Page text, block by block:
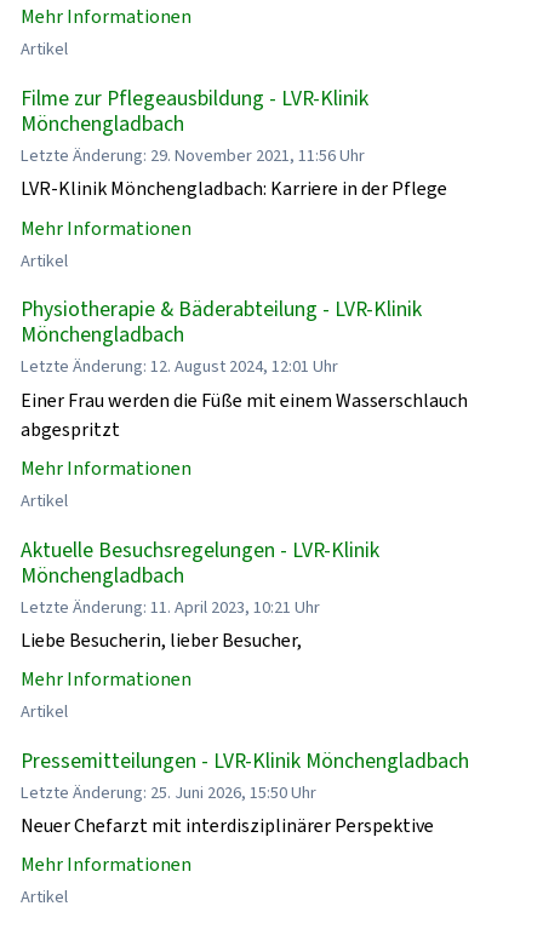
Mehr Informationen
Artikel
Filme zur Pflegeausbildung - LVR-Klinik
Mönchengladbach
Letzte Änderung: 29. November 2021, 11:56 Uhr
LVR-Klinik Mönchengladbach: Karriere in der Pflege
Mehr Informationen
Artikel
Physiotherapie & Bäderabteilung - LVR-Klinik
Mönchengladbach
Letzte Änderung: 12. August 2024, 12:01 Uhr
Einer Frau werden die Füße mit einem Wasserschlauch
abgespritzt
Mehr Informationen
Artikel
Aktuelle Besuchsregelungen - LVR-Klinik
Mönchengladbach
Letzte Änderung: 11. April 2023, 10:21 Uhr
Liebe Besucherin, lieber Besucher,
Mehr Informationen
Artikel
Pressemitteilungen - LVR-Klinik Mönchengladbach
Letzte Änderung: 25. Juni 2026, 15:50 Uhr
Neuer Chefarzt mit interdisziplinärer Perspektive
Mehr Informationen
Artikel